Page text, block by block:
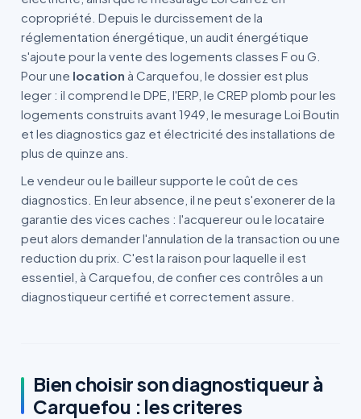
copropriété. Depuis le durcissement de la
réglementation énergétique, un audit énergétique
s'ajoute pour la vente des logements classes F ou G.
Pour une location à Carquefou, le dossier est plus
leger : il comprend le DPE, l'ERP, le CREP plomb pour les
logements construits avant 1949, le mesurage Loi Boutin
et les diagnostics gaz et électricité des installations de
plus de quinze ans.
Le vendeur ou le bailleur supporte le coût de ces
diagnostics. En leur absence, il ne peut s'exonerer de la
garantie des vices caches : l'acquereur ou le locataire
peut alors demander l'annulation de la transaction ou une
reduction du prix. C'est la raison pour laquelle il est
essentiel, à Carquefou, de confier ces contrôles a un
diagnostiqueur certifié et correctement assure.
Bien choisir son diagnostiqueur à
Carquefou : les criteres